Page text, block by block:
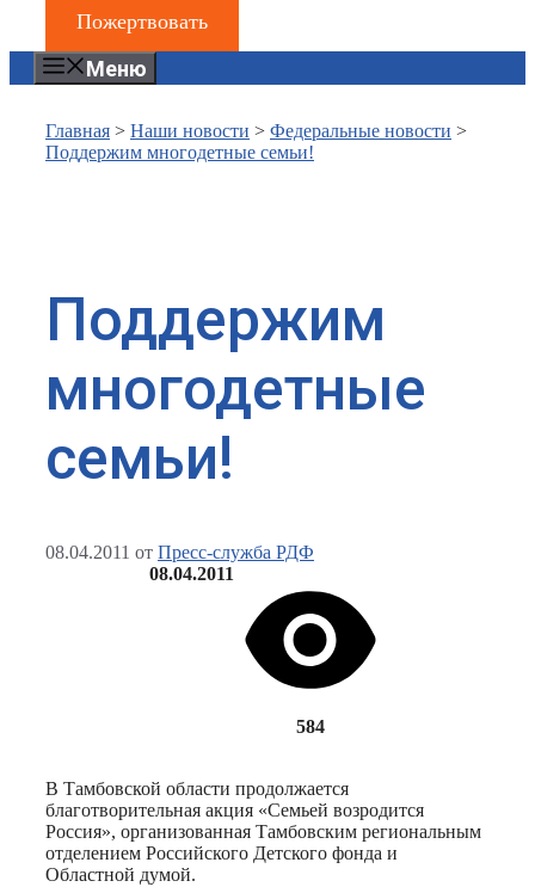
Пожертвовать
Меню
Главная > Наши новости > Федеральные новости >
Поддержим многодетные семьи!
Поддержим
многодетные
семьи!
08.04.2011 от Пресс-служба РДФ
08.04.2011
584
В Тамбовской области продолжается
благотворительная акция «Семьей возродится
Россия», организованная Тамбовским региональным
отделением Российского Детского фонда и
Областной думой.